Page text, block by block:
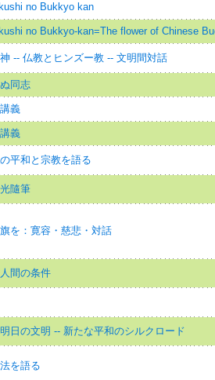
no Bukkyo kan
no Bukkyo-kan=The flower of Chinese
-- 仏教とヒンズー教 -- 文明間対話
同志
義
義
平和と宗教を語る
隨筆
を：寛容・慈悲・対話
間の条件
日の文明 -- 新たな平和のシルクロード
を語る